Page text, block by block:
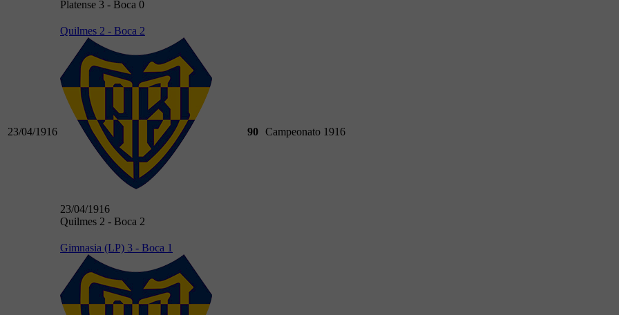
Platense 3 - Boca 0
23/04/1916
Quilmes 2 - Boca 2
23/04/1916
Quilmes 2 - Boca 2
90 Campeonato 1916
Gimnasia (LP) 3 - Boca 1